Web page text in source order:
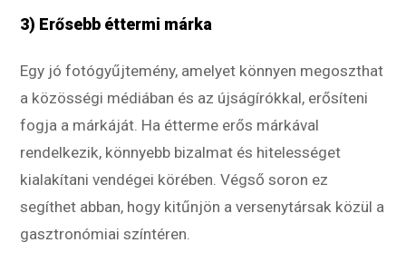
3) Erősebb éttermi márka
Egy jó fotógyűjtemény, amelyet könnyen megoszthat
a közösségi médiában és az újságírókkal, erősíteni
fogja a márkáját. Ha étterme erős márkával
rendelkezik, könnyebb bizalmat és hitelességet
kialakítani vendégei körében. Végső soron ez
segíthet abban, hogy kitűnjön a versenytársak közül a
gasztronómiai színtéren.